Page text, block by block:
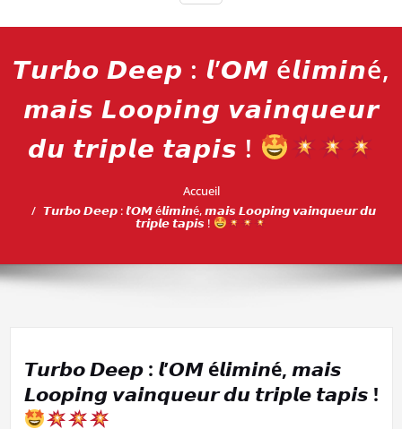
𝙏𝙪𝙧𝙗𝙤 𝘿𝙚𝙚𝙥 : 𝙡’𝙊𝙈 é𝙡𝙞𝙢𝙞𝙣é,
𝙢𝙖𝙞𝙨 𝙇𝙤𝙤𝙥𝙞𝙣𝙜 𝙫𝙖𝙞𝙣𝙦𝙪𝙚𝙪𝙧
𝙙𝙪 𝙩𝙧𝙞𝙥𝙡𝙚 𝙩𝙖𝙥𝙞𝙨 !
Accueil
𝙏𝙪𝙧𝙗𝙤 𝘿𝙚𝙚𝙥 : 𝙡’𝙊𝙈 é𝙡𝙞𝙢𝙞𝙣é, 𝙢𝙖𝙞𝙨 𝙇𝙤𝙤𝙥𝙞𝙣𝙜 𝙫𝙖𝙞𝙣𝙦𝙪𝙚𝙪𝙧 𝙙𝙪
𝙩𝙧𝙞𝙥𝙡𝙚 𝙩𝙖𝙥𝙞𝙨 !
𝙏𝙪𝙧𝙗𝙤 𝘿𝙚𝙚𝙥 : 𝙡’𝙊𝙈 é𝙡𝙞𝙢𝙞𝙣é, 𝙢𝙖𝙞𝙨
𝙇𝙤𝙤𝙥𝙞𝙣𝙜 𝙫𝙖𝙞𝙣𝙦𝙪𝙚𝙪𝙧 𝙙𝙪 𝙩𝙧𝙞𝙥𝙡𝙚 𝙩𝙖𝙥𝙞𝙨 !